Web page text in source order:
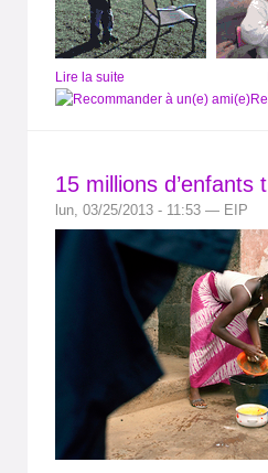
Lire la suite
15 millions d’enfants
lun, 03/25/2013 - 11:53 — EIP